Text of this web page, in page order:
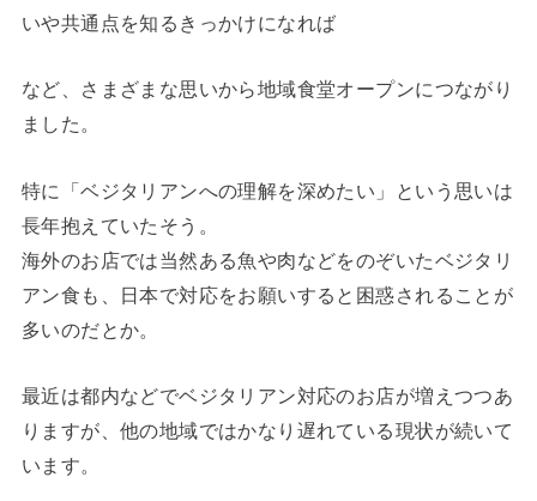
いや共通点を知るきっかけになれば
など、さまざまな思いから地域食堂オープンにつながり
ました。
特に「ベジタリアンへの理解を深めたい」という思いは
長年抱えていたそう。
海外のお店では当然ある魚や肉などをのぞいたベジタリ
アン食も、日本で対応をお願いすると困惑されることが
多いのだとか。
最近は都内などでベジタリアン対応のお店が増えつつあ
りますが、他の地域ではかなり遅れている現状が続いて
います。